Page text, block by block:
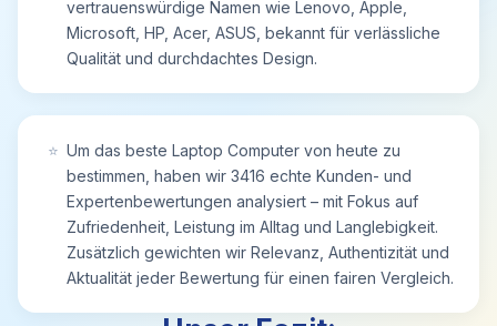
vertrauenswürdige Namen wie Lenovo, Apple,
Microsoft, HP, Acer, ASUS, bekannt für verlässliche
Qualität und durchdachtes Design.
⭐ Um das beste Laptop Computer von heute zu
bestimmen, haben wir 3416 echte Kunden- und
Expertenbewertungen analysiert – mit Fokus auf
Zufriedenheit, Leistung im Alltag und Langlebigkeit.
Zusätzlich gewichten wir Relevanz, Authentizität und
Aktualität jeder Bewertung für einen fairen Vergleich.